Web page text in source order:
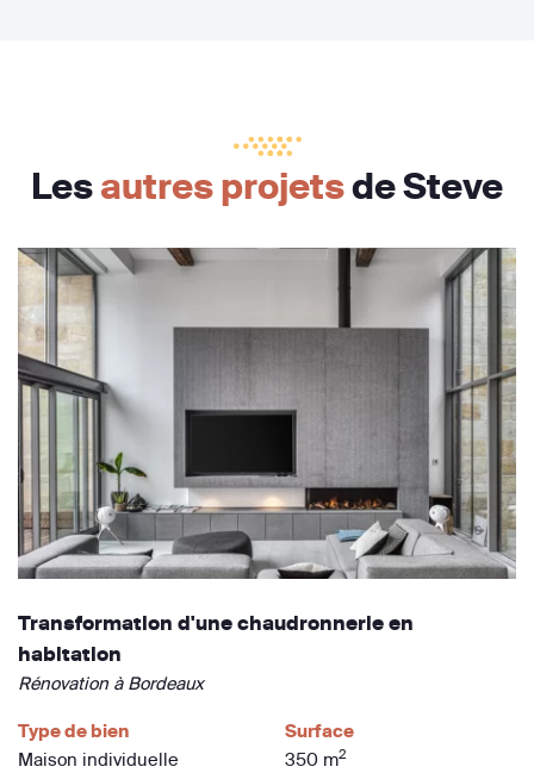
Lesautres projetsde Steve
Transformation d'une chaudronnerie en
habitation
Rénovation à Bordeaux
Type de bien
Maison individuelle
Surface
350 m2